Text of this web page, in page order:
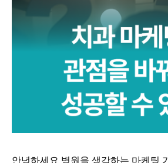
안녕하세요 병원을 생각하는 마케팅